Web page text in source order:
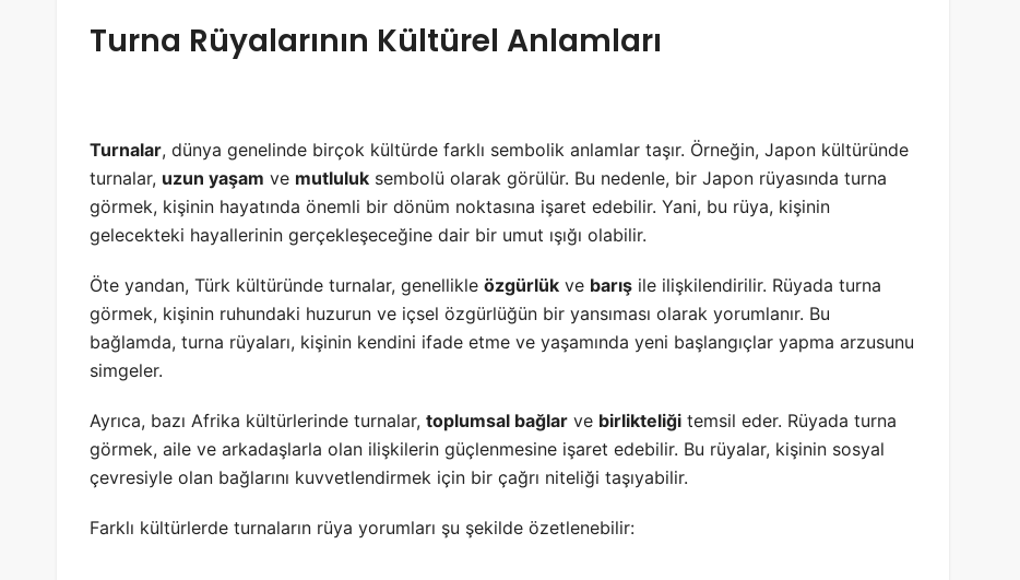
Turna Rüyalarının Kültürel Anlamları
Turnalar, dünya genelinde birçok kültürde farklı sembolik anlamlar taşır. Örneğin, Japon kültüründe
turnalar, uzun yaşam ve mutluluk sembolü olarak görülür. Bu nedenle, bir Japon rüyasında turna
görmek, kişinin hayatında önemli bir dönüm noktasına işaret edebilir. Yani, bu rüya, kişinin
gelecekteki hayallerinin gerçekleşeceğine dair bir umut ışığı olabilir.
Öte yandan, Türk kültüründe turnalar, genellikle özgürlük ve barış ile ilişkilendirilir. Rüyada turna
görmek, kişinin ruhundaki huzurun ve içsel özgürlüğün bir yansıması olarak yorumlanır. Bu
bağlamda, turna rüyaları, kişinin kendini ifade etme ve yaşamında yeni başlangıçlar yapma arzusunu
simgeler.
Ayrıca, bazı Afrika kültürlerinde turnalar, toplumsal bağlar ve birlikteliği temsil eder. Rüyada turna
görmek, aile ve arkadaşlarla olan ilişkilerin güçlenmesine işaret edebilir. Bu rüyalar, kişinin sosyal
çevresiyle olan bağlarını kuvvetlendirmek için bir çağrı niteliği taşıyabilir.
Farklı kültürlerde turnaların rüya yorumları şu şekilde özetlenebilir: